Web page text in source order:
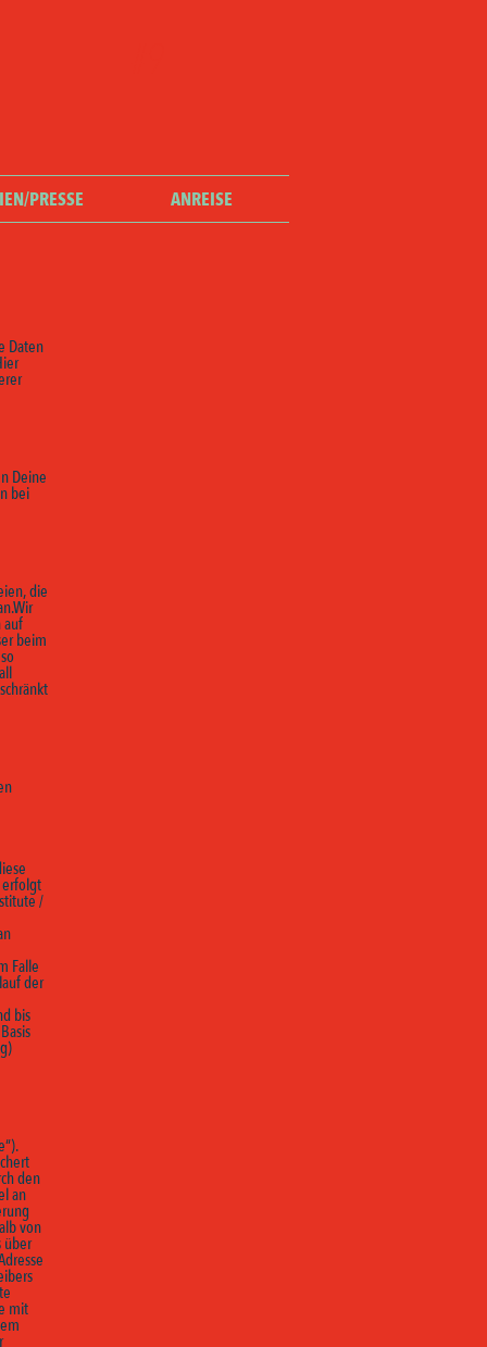
PRESSE ANREISE
Daten
Deine
bei
die
auf
beim
erfolgt
/
Falle
der
bis
den
an
von
über
mit